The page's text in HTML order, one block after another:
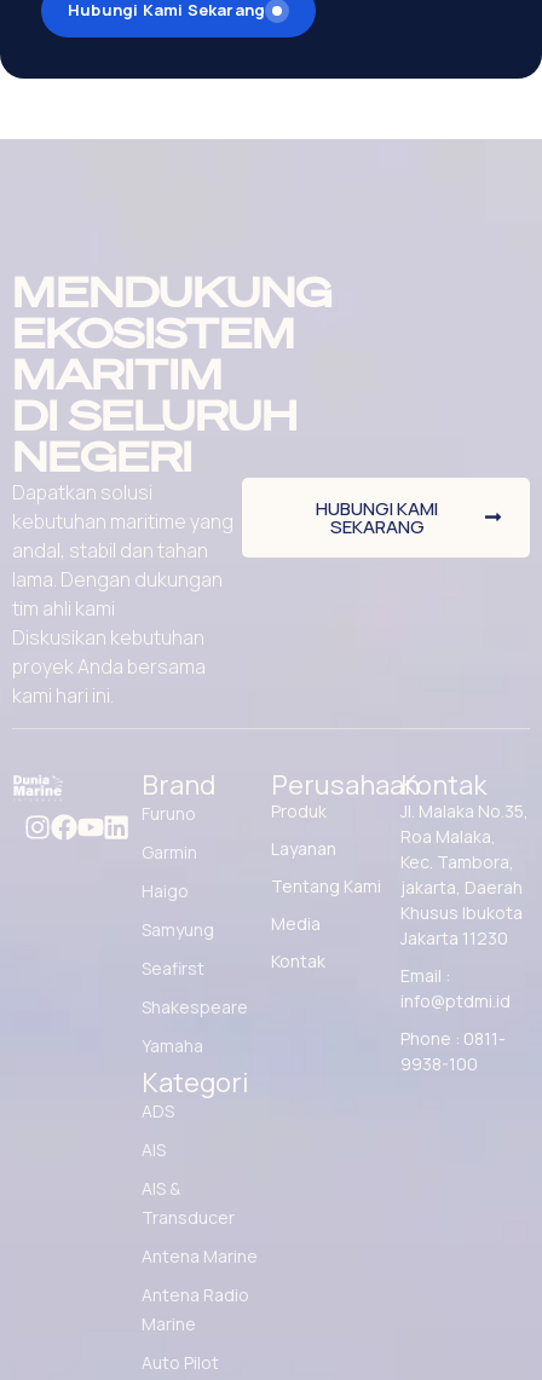
Hubungi Kami Sekarang
MENDUKUNG
EKOSISTEM
MARITIM
DI SELURUH
NEGERI
Dapatkan solusi
kebutuhan maritime yang
andal, stabil dan tahan
lama. Dengan dukungan
tim ahli kami
Diskusikan kebutuhan
proyek Anda bersama
kami hari ini.
HUBUNGI KAMI
SEKARANG
Brand
Furuno
Garmin
Haigo
Samyung
Seafirst
Shakespeare
Yamaha
Kategori
ADS
AIS
AIS &
Transducer
Antena Marine
Antena Radio
Marine
Auto Pilot
Perusahaan
Produk
Layanan
Tentang Kami
Media
Kontak
Kontak
Jl. Malaka No.35,
Roa Malaka,
Kec. Tambora,
jakarta, Daerah
Khusus Ibukota
Jakarta 11230
Email :
info@ptdmi.id
Phone : 0811-
9938-100